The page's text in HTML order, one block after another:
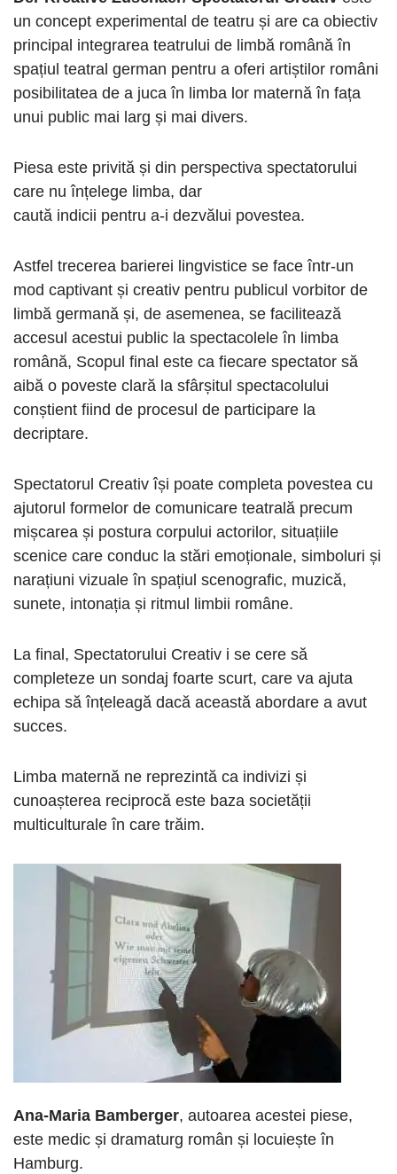
un concept experimental de teatru și are ca obiectiv
principal integrarea teatrului de limbă română în
spațiul teatral german pentru a oferi artiștilor români
posibilitatea de a juca în limba lor maternă în fața
unui public mai larg și mai divers.
Piesa este privită și din perspectiva spectatorului
care nu înțelege limba, dar
caută indicii pentru a-i dezvălui povestea.
Astfel trecerea barierei lingvistice se face într-un
mod captivant și creativ pentru publicul vorbitor de
limbă germană și, de asemenea, se facilitează
accesul acestui public la spectacolele în limba
română, Scopul final este ca fiecare spectator să
aibă o poveste clară la sfârșitul spectacolului
conștient fiind de procesul de participare la
decriptare.
Spectatorul Creativ își poate completa povestea cu
ajutorul formelor de comunicare teatrală precum
mișcarea și postura corpului actorilor, situațiile
scenice care conduc la stări emoționale, simboluri și
narațiuni vizuale în spațiul scenografic, muzică,
sunete, intonația și ritmul limbii române.
La final, Spectatorului Creativ i se cere să
completeze un sondaj foarte scurt, care va ajuta
echipa să înțeleagă dacă această abordare a avut
succes.
Limba maternă ne reprezintă ca indivizi și
cunoașterea reciprocă este baza societății
multiculturale în care trăim.
Ana-Maria Bamberger, autoarea acestei piese,
este medic și dramaturg român și locuiește în
Hamburg.